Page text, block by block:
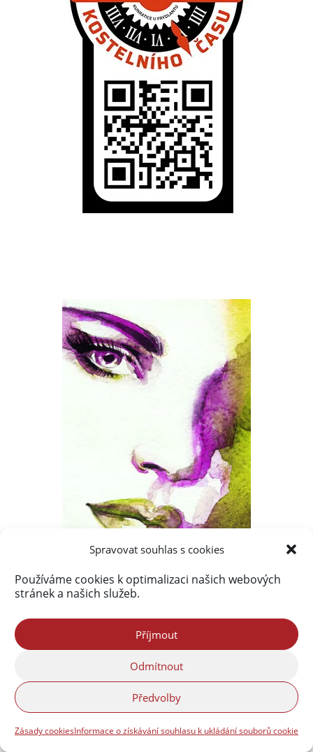
Spravovat souhlas s cookies
Používáme cookies k optimalizaci našich webových
stránek a našich služeb.
Příjmout
Odmítnout
Předvolby
Zásady cookiesInformace o získávání souhlasu k ukládání souborů cookie
Nejprohlíženější příspěvky